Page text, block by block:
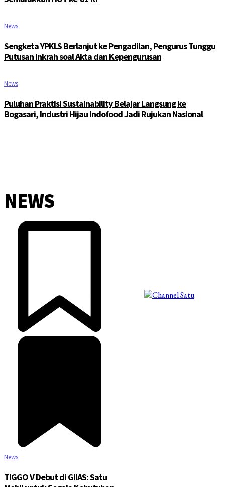
News
Sengketa YPKLS Berlanjut ke Pengadilan, Pengurus Tunggu
Putusan Inkrah soal Akta dan Kepengurusan
News
Puluhan Praktisi Sustainability Belajar Langsung ke
Bogasari, Industri Hijau Indofood Jadi Rujukan Nasional
NEWS
News
TIGGO V Debut di GIIAS: Satu